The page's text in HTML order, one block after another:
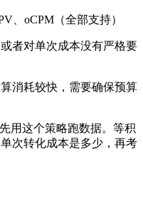
、oCPM（全部支持）
者对单次成本没有严格要
消耗较快，需要确保预算
用这个策略跑数据。等积
次转化成本是多少，再考